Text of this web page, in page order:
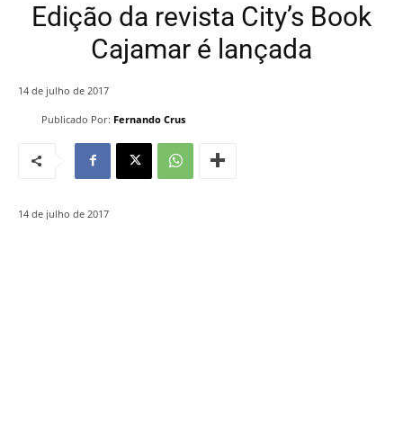
Edição da revista City’s Book
Cajamar é lançada
Publicado Por: Fernando Crus
14 de julho de 2017
14 de julho de 2017